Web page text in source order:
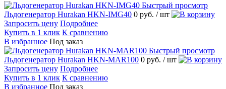
Быстрый просмотр
Льдогенератор Hurakan HKN-IMG40 0 руб. / шт
Запросить цену Подробнее
Купить в 1 клик К сравнению
В избранное Под заказ
Быстрый просмотр
Льдогенератор Hurakan HKN-MAR100 0 руб. / шт
Запросить цену Подробнее
Купить в 1 клик К сравнению
В избранное Под заказ